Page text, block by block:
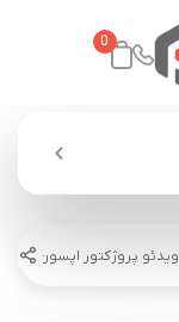
0
ویدئو پروژکتور اپسون EPSON CB-530